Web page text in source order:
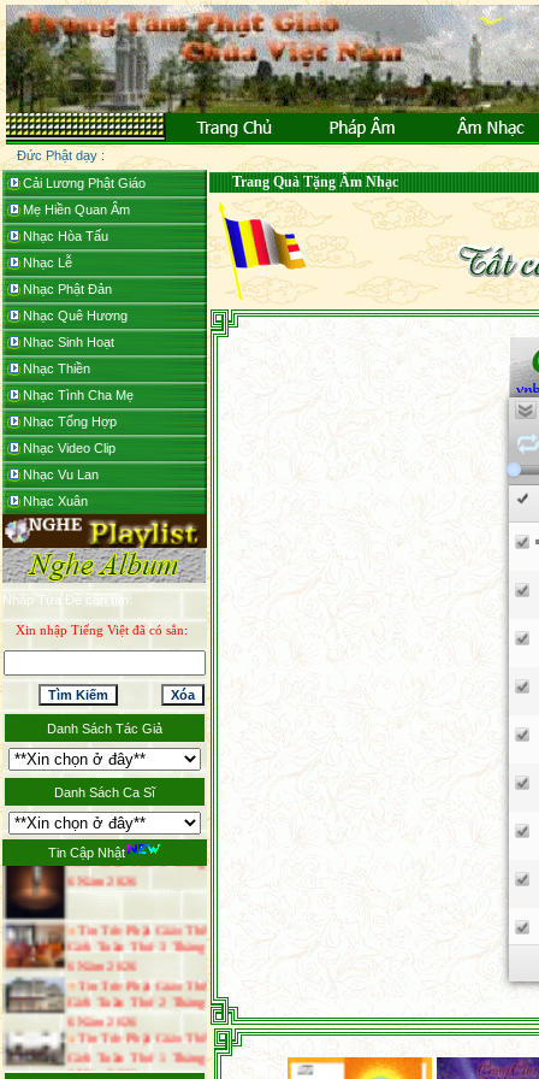
Đức Phật dạy :
Cải Lương Phật Giáo
Mẹ Hiền Quan Âm
Nhạc Hòa Tấu
Nhạc Lễ
Nhạc Phật Đản
Nhạc Quê Hương
Nhạc Sinh Hoạt
Nhạc Thiền
Nhạc Tình Cha Mẹ
Nhạc Tổng Hợp
Nhạc Video Clip
Nhạc Vu Lan
Nhạc Xuân
Nhập Tựa Đề cần tìm:
Xin nhập Tiếng Việt đã có sẳn:
Danh Sách Tác Giả
Danh Sách Ca Sĩ
Tin Cập Nhật
Tuần Thứ 4 Tháng 7
Năm 2026
Giới Tuần Thứ 3 Tháng
7 Năm 2026
Thông Báo Đại Lễ Vu
Lan Báo Hiếu Năm 2026
Tin Tức Phật Giáo Thế
Giới Tuần Thứ 1 Tháng
7 Năm 2026
Tin Tức Phật Giáo Thế
Giới Tuần Thứ 4 Tháng
6 Năm 2026
Giới Tuần Thứ 3 Tháng
6 Năm 2026
Tin Tức Phật Giáo Thế
Giới Tuần Thứ 2 Tháng
6 Năm 2026
Tin Tức Phật Giáo Thế
Giới Tuần Thứ 1 Tháng
6 Năm 2026
Tin Tức Phật Giáo Thế
Trang Quà Tặng Âm Nhạc